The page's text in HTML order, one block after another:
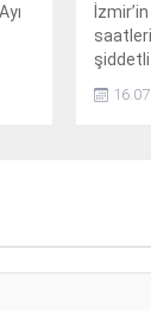
şiddetli